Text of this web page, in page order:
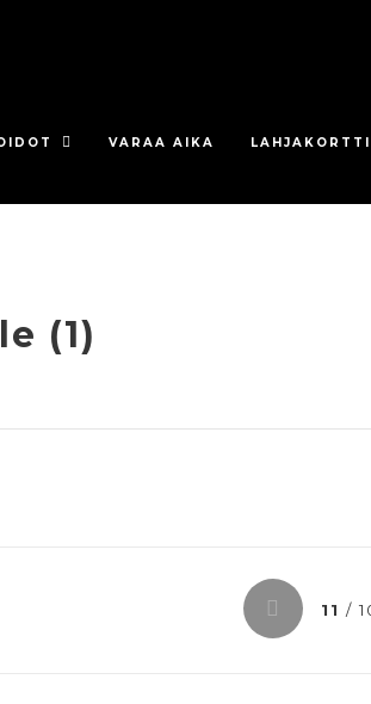
VARAA AIKA LAHJAKORTTI
(1)
11 /